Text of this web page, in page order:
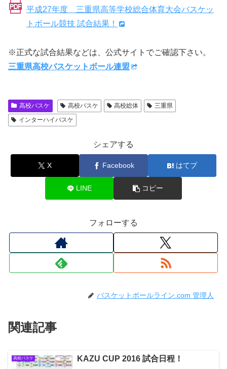
平成27年度 三重県高等学校総合体育大会バスケッ
トボール競技 試合結果！
※正式な試合結果などは、公式サイトでご確認下さい。
三重県高校バスケットボール連盟
高校バスケ 高校バスケ 高校総体
三重県
インターハイバスケ
シェアする
X Facebook はてブ
LINE コピー
フォローする
バスケットボールライン.com 管理人
関連記事
高校バスケ KAZU CUP 2016 試合日程！